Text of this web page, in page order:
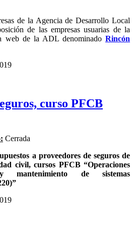
de la Agencia de Desarrollo Local
de las empresas usuarias de la
web de la ADL denominado Rincón
curso PFCB
Cerrada
a proveedores de seguros de
civil, cursos PFCB “Operaciones
mantenimiento de sistemas